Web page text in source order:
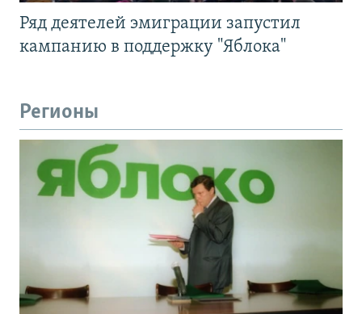
Ряд деятелей эмиграции запустил
кампанию в поддержку "Яблока"
Регионы